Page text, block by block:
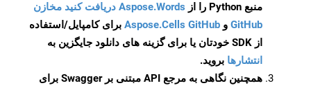
منبع Python را از
Aspose.Words دریافت کنید مخازن
GitHub و Aspose.Cells GitHub برای کامپایل/استفاده
از SDK خودتان یا برای گزینه های دانلود جایگزین به
انتشارها بروید.
همچنین نگاهی به مرجع API مبتنی بر Swagger برای